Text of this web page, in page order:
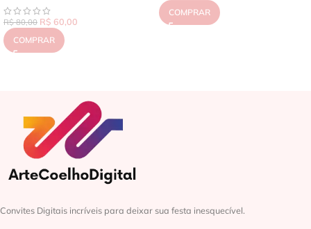
R$80,00 R$ 60,00
COMPRAR
COMPRAR
Convites Digitais incríveis para deixar sua festa inesquecível.